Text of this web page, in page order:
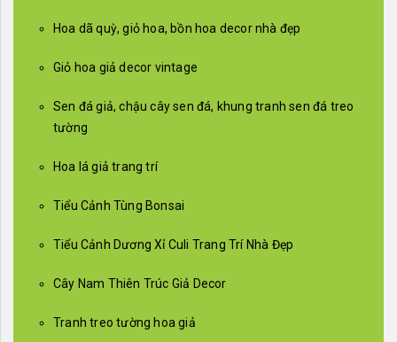
Hoa dã quỳ, giỏ hoa, bồn hoa decor nhà đẹp
Giỏ hoa giả decor vintage
Sen đá giả, chậu cây sen đá, khung tranh sen đá treo
tường
Hoa lá giả trang trí
Tiểu Cảnh Tùng Bonsai
Tiểu Cảnh Dương Xỉ Culi Trang Trí Nhà Đẹp
Cây Nam Thiên Trúc Giả Decor
Tranh treo tường hoa giả